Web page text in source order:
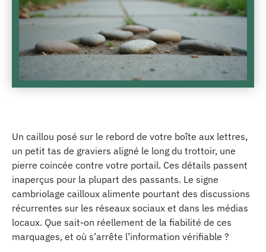
Un caillou posé sur le rebord de votre boîte aux lettres,
un petit tas de graviers aligné le long du trottoir, une
pierre coincée contre votre portail. Ces détails passent
inaperçus pour la plupart des passants. Le signe
cambriolage cailloux alimente pourtant des discussions
récurrentes sur les réseaux sociaux et dans les médias
locaux. Que sait-on réellement de la fiabilité de ces
marquages, et où s’arrête l’information vérifiable ?